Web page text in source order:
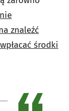
znaleźć
środki